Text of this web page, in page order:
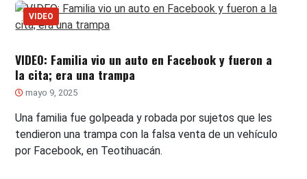
VIDEO
VIDEO: Familia vio un auto en Facebook y fueron a
la cita; era una trampa
mayo 9, 2025
Una familia fue golpeada y robada por sujetos que les
tendieron una trampa con la falsa venta de un vehículo
por Facebook, en Teotihuacán.